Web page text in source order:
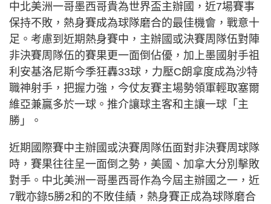
中北美洲一哥墨西哥貴為世界盃主辦國，近7場賽事
保持不敗，熱身賽成為球隊磨合的最佳機會，戰意十
足。考慮到近期熱身賽中，主辦國或決賽周隊伍對陣
非決賽周隊伍的賽果更一面倒佔優，加上墨國射手祖
利安基洛尼斯今季狂轟33球，力壓C朗拿度成為沙特
職神射手，把握力強，今仗友賽主場勢領軍輕取塞爾
維亞兼贏多於一球。推介讓球主客和主讓一球「主
勝」。
近期國際賽中主辦國或決賽周隊伍面對非決賽周球隊
時，賽果往往呈一面倒之勢，美國、加拿大分別擊敗
對手。中北美洲一哥墨西哥作為今屆主辦國之一，近
7戰亦錄5勝2和的不敗佳績，熱身賽正成為球隊磨合